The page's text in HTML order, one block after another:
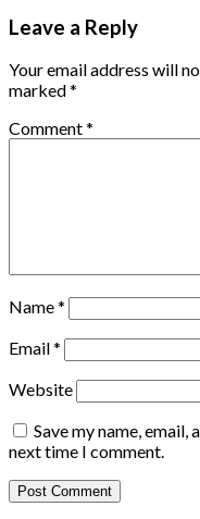
Leave a Reply
Your email address will
marked*
Comment*
Name*
Email*
Website
Save my name,
next time I comment.